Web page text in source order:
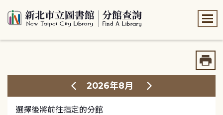
2026年8月
選擇後將前往指定的分館